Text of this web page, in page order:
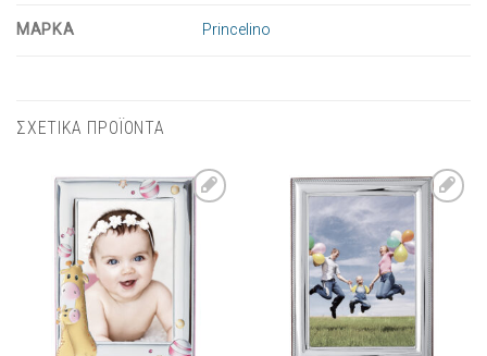
ΜΑΡΚΑ Princelino
ΣΧΕΤΙΚΑ ΠΡΟΪΟΝΤΑ
Πρόσθήκη
στην λίστα
επιθυμιών
στην λίστα
επιθυμιών